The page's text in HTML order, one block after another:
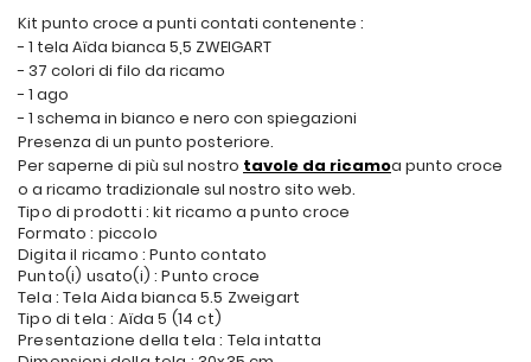
Kit punto croce a punti contati contenente :
- 1 tela Aïda bianca 5,5 ZWEIGART
- 37 colori di filo da ricamo
- 1 ago
- 1 schema in bianco e nero con spiegazioni
Presenza di un punto posteriore.
Per saperne di più sul nostro tavole da ricamoa punto croce
o a ricamo tradizionale sul nostro sito web.
Tipo di prodotti : kit ricamo a punto croce
Formato : piccolo
Digita il ricamo : Punto contato
Punto(i) usato(i) : Punto croce
Tela : Tela Aida bianca 5.5 Zweigart
Tipo di tela : Aïda 5 (14 ct)
Presentazione della tela : Tela intatta